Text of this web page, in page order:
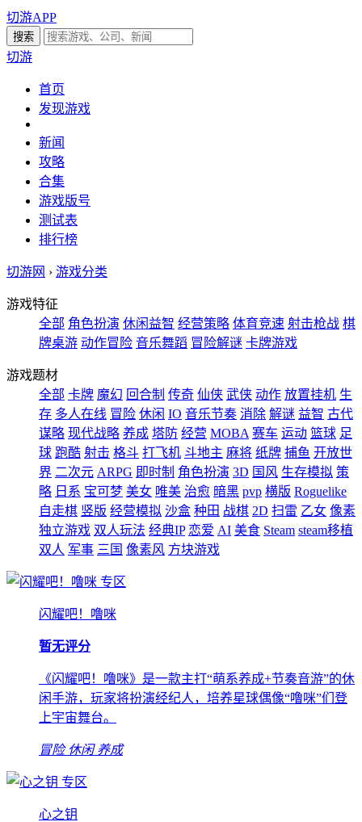
切游APP
切游
首页
发现游戏
新闻
攻略
合集
游戏版号
测试表
排行榜
切游网 › 游戏分类
游戏特征
全部 角色扮演 休闲益智 经营策略 体育竞速 射击枪战 棋
牌桌游 动作冒险 音乐舞蹈 冒险解谜 卡牌游戏
游戏题材
全部 卡牌 魔幻 回合制 传奇 仙侠 武侠 动作 放置挂机 生
存 多人在线 冒险 休闲 IO 音乐节奏 消除 解谜 益智 古代
谋略 现代战略 养成 塔防 经营 MOBA 赛车 运动 篮球 足
球 跑酷 射击 格斗 打飞机 斗地主 麻将 纸牌 捕鱼 开放世
界 二次元 ARPG 即时制 角色扮演 3D 国风 生存模拟 策
略 日系 宝可梦 美女 唯美 治愈 暗黑 pvp 横版 Roguelike
自走棋 竖版 经营模拟 沙盒 种田 战棋 2D 扫雷 乙女 像素
独立游戏 双人玩法 经典IP 恋爱 AI 美食 Steam steam移植
双人 军事 三国 像素风 方块游戏
专区
闪耀吧！噜咪
暂无评分
《闪耀吧！噜咪》是一款主打“萌系养成+节奏音游”的休
闲手游，玩家将扮演经纪人，培养星球偶像“噜咪”们登
上宇宙舞台。
冒险 休闲 养成
专区
心之钥